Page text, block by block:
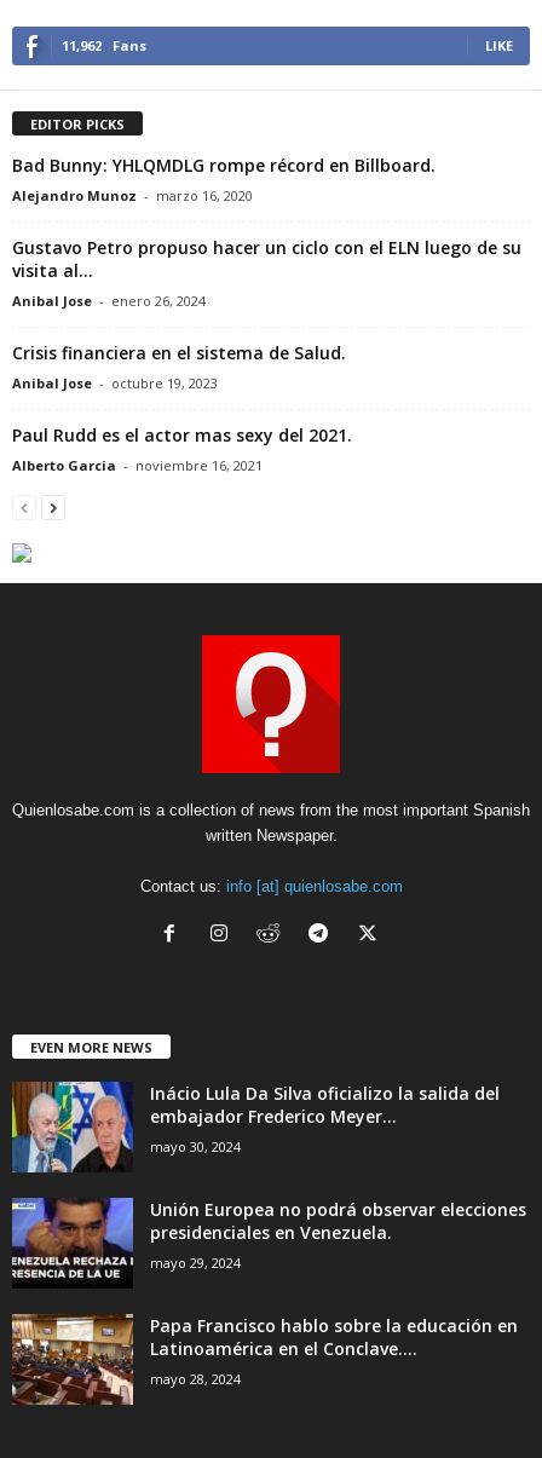
11,962 Fans LIKE
EDITOR PICKS
Bad Bunny: YHLQMDLG rompe récord en Billboard.
Alejandro Munoz - marzo 16, 2020
Gustavo Petro propuso hacer un ciclo con el ELN luego de su
visita al...
Anibal Jose - enero 26, 2024
Crisis financiera en el sistema de Salud.
Anibal Jose - octubre 19, 2023
Paul Rudd es el actor mas sexy del 2021.
Alberto Garcia - noviembre 16, 2021
Quienlosabe.com is a collection of news from the most important Spanish
written Newspaper.
Contact us: info [at] quienlosabe.com
EVEN MORE NEWS
Inácio Lula Da Silva oficializo la salida del
embajador Frederico Meyer...
mayo 30, 2024
Unión Europea no podrá observar elecciones
presidenciales en Venezuela.
mayo 29, 2024
Papa Francisco hablo sobre la educación en
Latinoamérica en el Conclave....
mayo 28, 2024